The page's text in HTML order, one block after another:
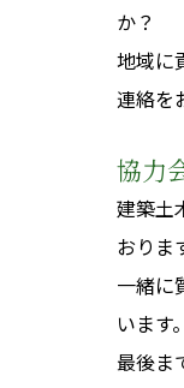
か？
地域に
連絡を
協力
建築土
おりま
一緒に
います。
最後ま